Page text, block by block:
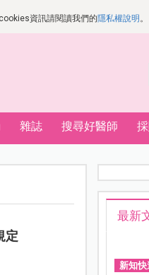
資訊請閱讀我們的隱私權說明 。
雜誌 搜尋好醫師
定
最新
新知快